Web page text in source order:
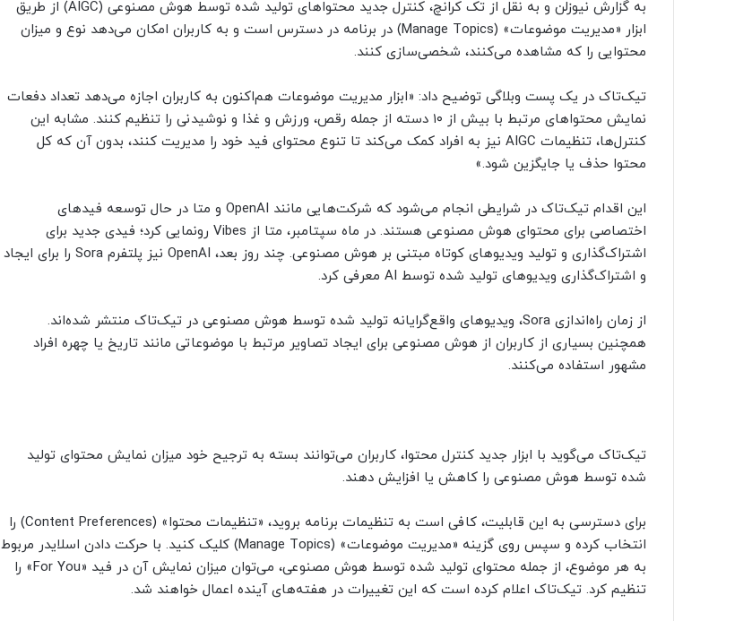
به گزارش نیوزلن و به نقل از تک کرانچ، کنترل جدید محتواهای تولید شده توسط هوش مصنوعی (AIGC) از طریق
ابزار «مدیریت موضوعات» (Manage Topics) در برنامه در دسترس است و به کاربران امکان می‌دهد نوع و میزان
محتوایی را که مشاهده می‌کنند، شخصی‌سازی کنند.
تیک‌تاک در یک پست وبلاگی توضیح داد: «ابزار مدیریت موضوعات هم‌اکنون به کاربران اجازه می‌دهد تعداد دفعات
نمایش محتواهای مرتبط با بیش از ۱۰ دسته از جمله رقص، ورزش و غذا و نوشیدنی را تنظیم کنند. مشابه این
کنترل‌ها، تنظیمات AIGC نیز به افراد کمک می‌کند تا تنوع محتوای فید خود را مدیریت کنند، بدون آن که کل
محتوا حذف یا جایگزین شود.»
این اقدام تیک‌تاک در شرایطی انجام می‌شود که شرکت‌هایی مانند OpenAI و متا در حال توسعه فیدهای
اختصاصی برای محتوای هوش مصنوعی هستند. در ماه سپتامبر، متا از Vibes رونمایی کرد؛ فیدی جدید برای
اشتراک‌گذاری و تولید ویدیوهای کوتاه مبتنی بر هوش مصنوعی. چند روز بعد، OpenAI نیز پلتفرم Sora را برای ایجاد
و اشتراک‌گذاری ویدیوهای تولید شده توسط AI معرفی کرد.
از زمان راه‌اندازی Sora، ویدیوهای واقع‌گرایانه تولید شده توسط هوش مصنوعی در تیک‌تاک منتشر شده‌اند.
همچنین بسیاری از کاربران از هوش مصنوعی برای ایجاد تصاویر مرتبط با موضوعاتی مانند تاریخ یا چهره افراد
مشهور استفاده می‌کنند.
تیک‌تاک می‌گوید با ابزار جدید کنترل محتوا، کاربران می‌توانند بسته به ترجیح خود میزان نمایش محتوای تولید
شده توسط هوش مصنوعی را کاهش یا افزایش دهند.
برای دسترسی به این قابلیت، کافی است به تنظیمات برنامه بروید، «تنظیمات محتوا» (Content Preferences) را
انتخاب کرده و سپس روی گزینه «مدیریت موضوعات» (Manage Topics) کلیک کنید. با حرکت دادن اسلایدر مربوط
به هر موضوع، از جمله محتوای تولید شده توسط هوش مصنوعی، می‌توان میزان نمایش آن در فید «For You» را
تنظیم کرد. تیک‌تاک اعلام کرده است که این تغییرات در هفته‌های آینده اعمال خواهند شد.